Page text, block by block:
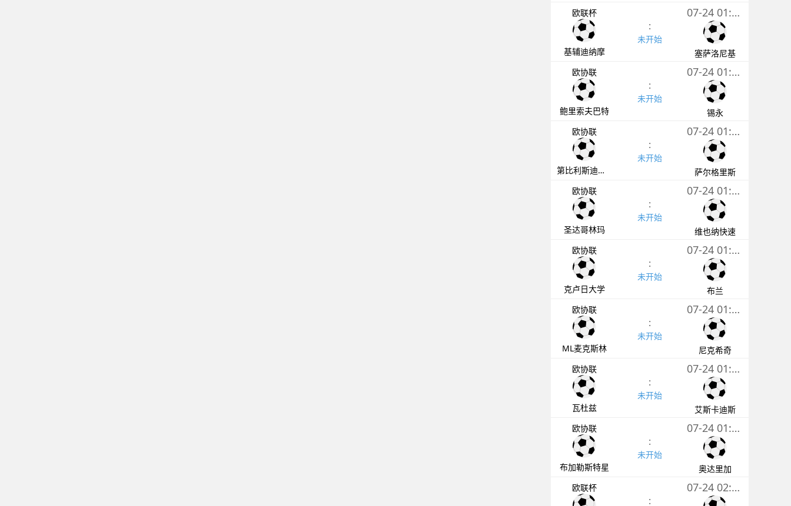
欧联杯
基辅迪纳摩
:
未开始
07-24 01:00
塞萨洛尼基
欧协联
鲍里索夫巴特
:
未开始
07-24 01:00
锡永
欧协联
第比利斯迪纳摩
:
未开始
07-24 01:00
萨尔格里斯
欧协联
圣达哥林玛
:
未开始
07-24 01:00
维也纳快速
欧协联
克卢日大学
:
未开始
07-24 01:00
布兰
欧协联
ML麦克斯林
:
未开始
07-24 01:00
尼克希奇
欧协联
瓦杜兹
:
未开始
07-24 01:30
艾斯卡迪斯
欧协联
布加勒斯特星
:
未开始
07-24 01:45
奥达里加
欧联杯
:
07-24 02:00